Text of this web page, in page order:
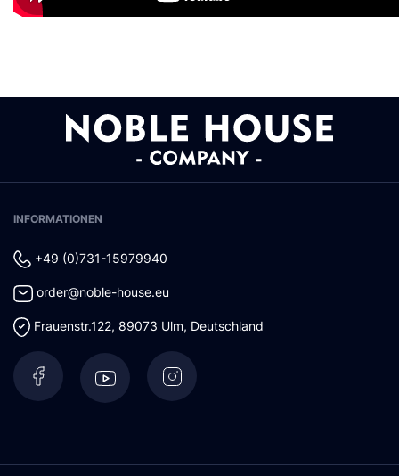
INFORMATIONEN
+49 (0)731-15979940
order@noble-house.eu
Frauenstr.122, 89073 Ulm, Deutschland